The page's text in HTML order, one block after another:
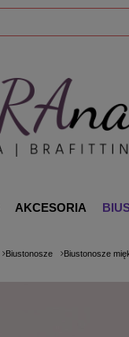
AKCESORIA
Biustonosze Biustonosze